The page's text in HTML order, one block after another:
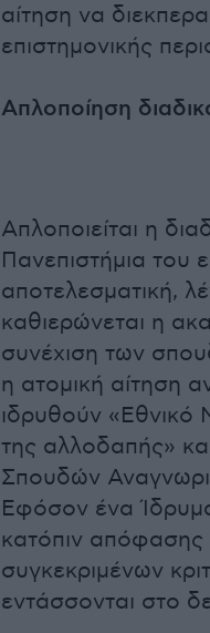
αίτηση να
επιστημονικής
Απλοποίηση
Απλοποιείται η
Πανεπιστήμια του
αποτελεσματική,
καθιερώνεται η
συνέχιση των
η ατομική αίτηση
ιδρυθούν
της αλλοδαπής»
Σπουδών
Εφόσον ένα
κατόπιν
συγκεκριμένων
εντάσσονται στο